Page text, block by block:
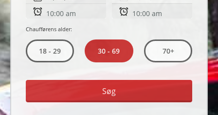
Chaufførens alder:
18 - 29 30 - 69 70+
Søg